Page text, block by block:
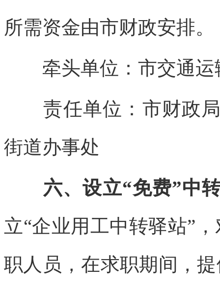
所需资金由市财政安排。
牵头单位：市交通运
责任单位：市财政局
街道办事处
六、设立“免费”中
立“企业用工中转驿站”
职人员，在求职期间，